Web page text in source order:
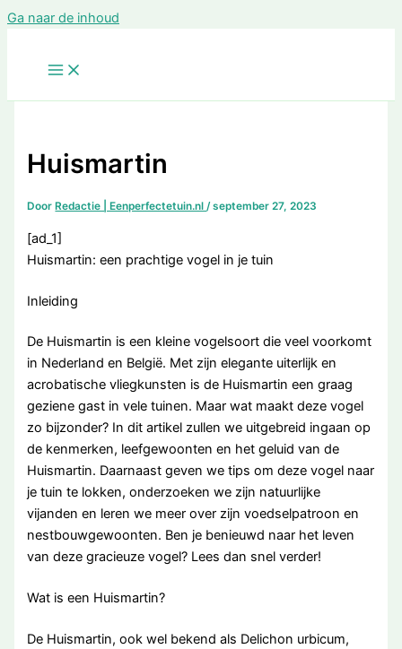
Ga naar de inhoud
Huismartin
Door Redactie | Eenperfectetuin.nl/september 27, 2023
[ad_1]
Huismartin: een prachtige vogel in je tuin
Inleiding
De Huismartin is een kleine vogelsoort die veel voorkomt
in Nederland en België. Met zijn elegante uiterlijk en
acrobatische vliegkunsten is de Huismartin een graag
geziene gast in vele tuinen. Maar wat maakt deze vogel
zo bijzonder? In dit artikel zullen we uitgebreid ingaan op
de kenmerken, leefgewoonten en het geluid van de
Huismartin. Daarnaast geven we tips om deze vogel naar
je tuin te lokken, onderzoeken we zijn natuurlijke
vijanden en leren we meer over zijn voedselpatroon en
nestbouwgewoonten. Ben je benieuwd naar het leven
van deze gracieuze vogel? Lees dan snel verder!
Wat is een Huismartin?
De Huismartin, ook wel bekend als Delichon urbicum,